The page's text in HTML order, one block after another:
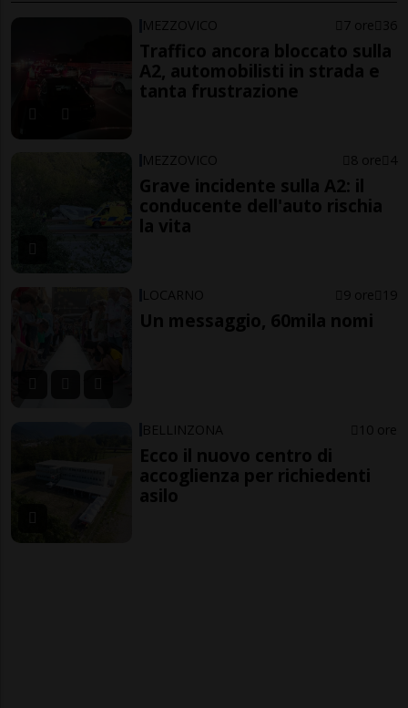
MEZZOVICO 7 ore 36
Traffico ancora bloccato sulla
A2, automobilisti in strada e
tanta frustrazione
MEZZOVICO 8 ore 4
Grave incidente sulla A2: il
conducente dell'auto rischia
la vita
LOCARNO 9 ore 19
Un messaggio, 60mila nomi
BELLINZONA 10 ore
Ecco il nuovo centro di
accoglienza per richiedenti
asilo